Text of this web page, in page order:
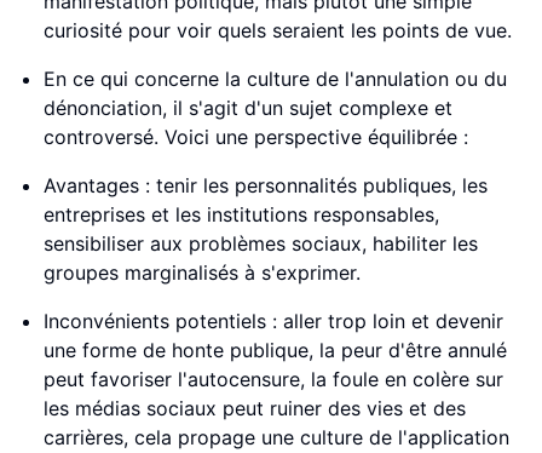
curiosité pour voir quels seraient les points de vue.
En ce qui concerne la culture de l'annulation ou du
dénonciation, il s'agit d'un sujet complexe et
controversé. Voici une perspective équilibrée :
Avantages : tenir les personnalités publiques, les
entreprises et les institutions responsables,
sensibiliser aux problèmes sociaux, habiliter les
groupes marginalisés à s'exprimer.
Inconvénients potentiels : aller trop loin et devenir
une forme de honte publique, la peur d'être annulé
peut favoriser l'autocensure, la foule en colère sur
les médias sociaux peut ruiner des vies et des
carrières, cela propage une culture de l'application